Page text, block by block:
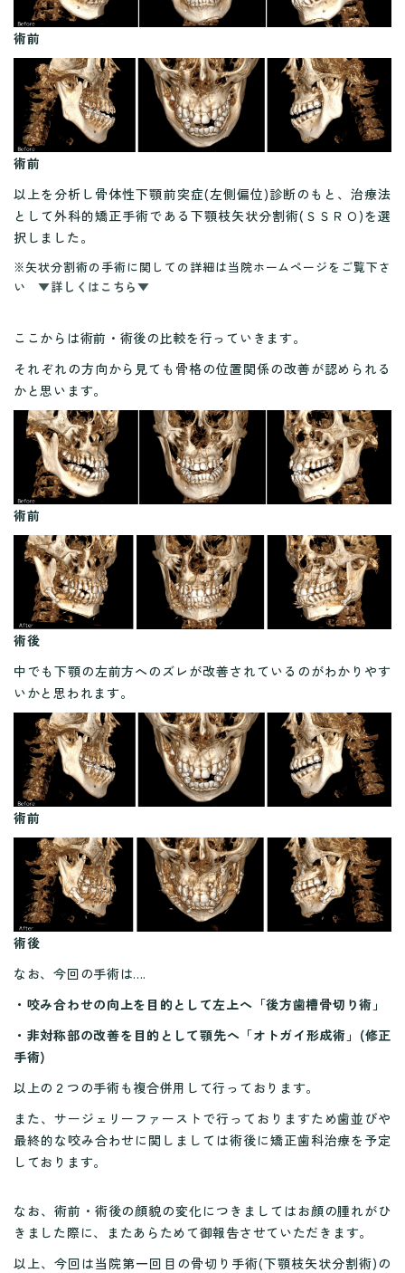
術前
術前
以上を分析し骨体性下顎前突症(左側偏位)診断のもと、治療法
として外科的矯正手術である下顎枝矢状分割術(ＳＳＲＯ)を選
択しました。
※矢状分割術の手術に関しての詳細は当院ホームページをご覧下さ
い▼詳しくはこちら▼
ここからは術前・術後の比較を行っていきます。
それぞれの方向から見ても骨格の位置関係の改善が認められる
かと思います。
術前
術後
中でも下顎の左前方へのズレが改善されているのがわかりやす
いかと思われます。
術前
術後
なお、今回の手術は....
・咬み合わせの向上を目的として左上へ「後方歯槽骨切り術」
・非対称部の改善を目的として顎先へ「オトガイ形成術」(修正
手術)
以上の２つの手術も複合併用して行っております。
また、サージェリーファーストで行っておりますため歯並びや
最終的な咬み合わせに関しましては術後に矯正歯科治療を予定
しております。
なお、術前・術後の顔貌の変化につきましてはお顔の腫れがひ
きました際に、またあらためて御報告させていただきます。
以上、今回は当院第一回目の骨切り手術(下顎枝矢状分割術)の